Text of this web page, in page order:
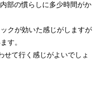
部の慣らしに多少時間がか
クが効いた感じがしますが
す。
せて行く感じがよいでしょ